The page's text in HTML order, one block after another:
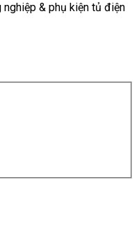
& phụ kiện tủ điện